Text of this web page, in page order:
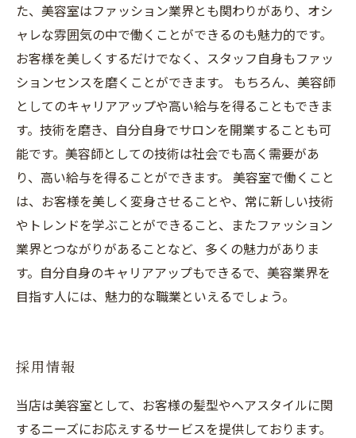
た、美容室はファッション業界とも関わりがあり、オシ
ャレな雰囲気の中で働くことができるのも魅力的です。
お客様を美しくするだけでなく、スタッフ自身もファッ
ションセンスを磨くことができます。 もちろん、美容師
としてのキャリアアップや高い給与を得ることもできま
す。技術を磨き、自分自身でサロンを開業することも可
能です。美容師としての技術は社会でも高く需要があ
り、高い給与を得ることができます。 美容室で働くこと
は、お客様を美しく変身させることや、常に新しい技術
やトレンドを学ぶことができること、またファッション
業界とつながりがあることなど、多くの魅力がありま
す。自分自身のキャリアアップもできるで、美容業界を
目指す人には、魅力的な職業といえるでしょう。
採用情報
当店は美容室として、お客様の髪型やヘアスタイルに関
するニーズにお応えするサービスを提供しております。